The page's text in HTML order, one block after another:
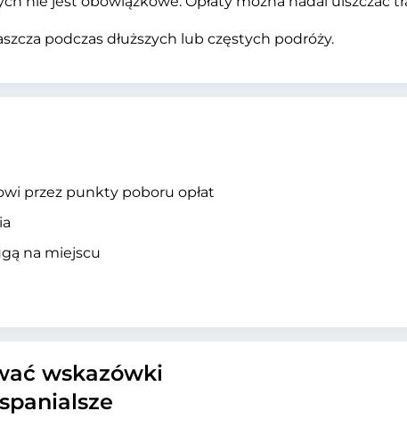
podczas dłuższych lub częstych podróży.
przez punkty poboru opłat
na miejscu
wskazówki